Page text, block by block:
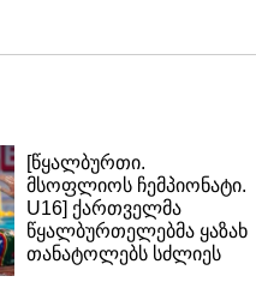
[წყალბურთი.
მსოფლიოს ჩემპიონატი.
U16] ქართველმა
წყალბურთელებმა ყაზახ
თანატოლებს სძლიეს